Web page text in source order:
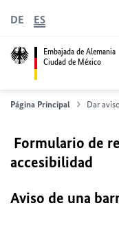
Embajada de Alemania
Ciudad de México
DE ES
Página Principal Dar
Formulario de
accesibilidad
Aviso de una